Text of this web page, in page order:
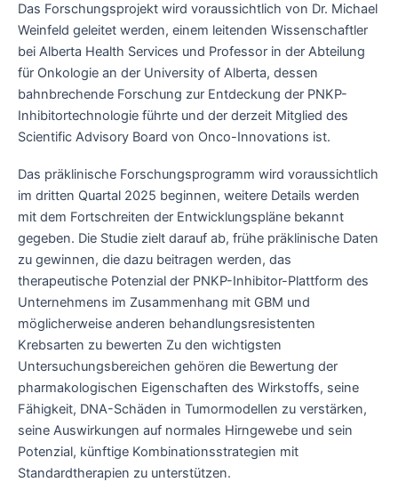
Das Forschungsprojekt wird voraussichtlich von Dr. Michael
Weinfeld geleitet werden, einem leitenden Wissenschaftler
bei Alberta Health Services und Professor in der Abteilung
für Onkologie an der University of Alberta, dessen
bahnbrechende Forschung zur Entdeckung der PNKP-
Inhibitortechnologie führte und der derzeit Mitglied des
Scientific Advisory Board von Onco-Innovations ist.
Das präklinische Forschungsprogramm wird voraussichtlich
im dritten Quartal 2025 beginnen, weitere Details werden
mit dem Fortschreiten der Entwicklungspläne bekannt
gegeben. Die Studie zielt darauf ab, frühe präklinische Daten
zu gewinnen, die dazu beitragen werden, das
therapeutische Potenzial der PNKP-Inhibitor-Plattform des
Unternehmens im Zusammenhang mit GBM und
möglicherweise anderen behandlungsresistenten
Krebsarten zu bewerten Zu den wichtigsten
Untersuchungsbereichen gehören die Bewertung der
pharmakologischen Eigenschaften des Wirkstoffs, seine
Fähigkeit, DNA-Schäden in Tumormodellen zu verstärken,
seine Auswirkungen auf normales Hirngewebe und sein
Potenzial, künftige Kombinationsstrategien mit
Standardtherapien zu unterstützen.